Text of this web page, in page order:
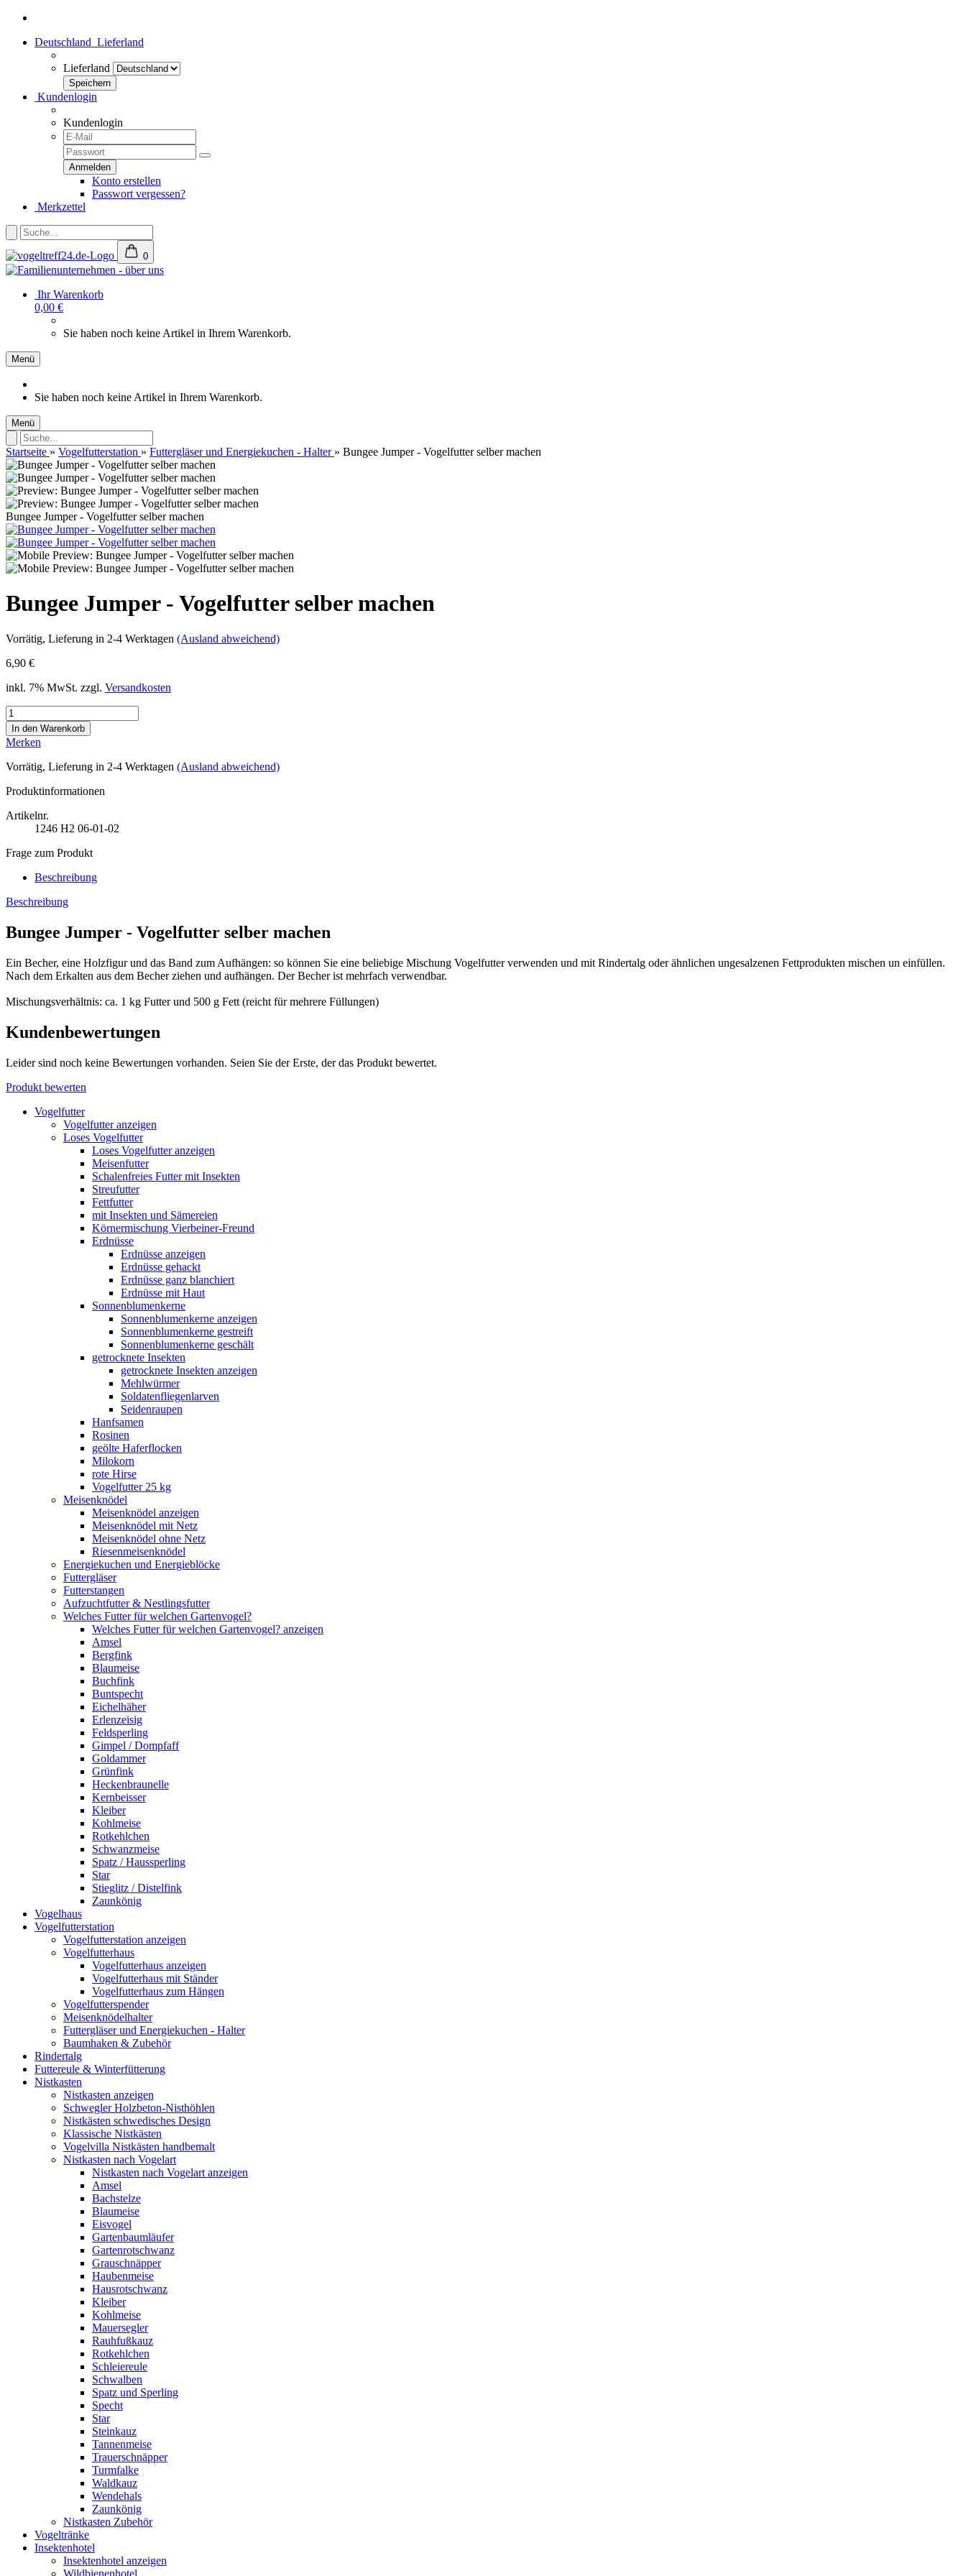
Deutschland Lieferland
Lieferland
Kundenlogin
Kundenlogin
Konto erstellen
Passwort vergessen?
Merkzettel
0
Ihr Warenkorb
0,00 €
Sie haben noch keine Artikel in Ihrem Warenkorb.
Menü
Sie haben noch keine Artikel in Ihrem Warenkorb.
Menü
Startseite » Vogelfutterstation » Futtergläser und Energiekuchen - Halter » Bungee Jumper - Vogelfutter selber machen
Bungee Jumper - Vogelfutter selber machen
Bungee Jumper - Vogelfutter selber machen
Vorrätig, Lieferung in 2-4 Werktagen (Ausland abweichend)
6,90 €
inkl. 7% MwSt. zzgl. Versandkosten
Merken
Vorrätig, Lieferung in 2-4 Werktagen (Ausland abweichend)
Produktinformationen
Artikelnr.
1246 H2 06-01-02
Frage zum Produkt
Beschreibung
Beschreibung
Bungee Jumper - Vogelfutter selber machen
Ein Becher, eine Holzfigur und das Band zum Aufhängen: so können Sie eine beliebige Mischung Vogelfutter verwenden und mit Rindertalg oder ähnlichen ungesalzenen Fettprodukten mischen un einfüllen.
Nach dem Erkalten aus dem Becher ziehen und aufhängen. Der Becher ist mehrfach verwendbar.
Mischungsverhältnis: ca. 1 kg Futter und 500 g Fett (reicht für mehrere Füllungen)
Kundenbewertungen
Leider sind noch keine Bewertungen vorhanden. Seien Sie der Erste, der das Produkt bewertet.
Produkt bewerten
Vogelfutter
Vogelfutter anzeigen
Loses Vogelfutter
Loses Vogelfutter anzeigen
Meisenfutter
Schalenfreies Futter mit Insekten
Streufutter
Fettfutter
mit Insekten und Sämereien
Körnermischung Vierbeiner-Freund
Erdnüsse
Erdnüsse anzeigen
Erdnüsse gehackt
Erdnüsse ganz blanchiert
Erdnüsse mit Haut
Sonnenblumenkerne
Sonnenblumenkerne anzeigen
Sonnenblumenkerne gestreift
Sonnenblumenkerne geschält
getrocknete Insekten
getrocknete Insekten anzeigen
Mehlwürmer
Soldatenfliegenlarven
Seidenraupen
Hanfsamen
Rosinen
geölte Haferflocken
Milokorn
rote Hirse
Vogelfutter 25 kg
Meisenknödel
Meisenknödel anzeigen
Meisenknödel mit Netz
Meisenknödel ohne Netz
Riesenmeisenknödel
Energiekuchen und Energieblöcke
Futtergläser
Futterstangen
Aufzuchtfutter & Nestlingsfutter
Welches Futter für welchen Gartenvogel?
Welches Futter für welchen Gartenvogel? anzeigen
Amsel
Bergfink
Blaumeise
Buchfink
Buntspecht
Eichelhäher
Erlenzeisig
Feldsperling
Gimpel / Dompfaff
Goldammer
Grünfink
Heckenbraunelle
Kernbeisser
Kleiber
Kohlmeise
Rotkehlchen
Schwanzmeise
Spatz / Haussperling
Star
Stieglitz / Distelfink
Zaunkönig
Vogelhaus
Vogelfutterstation
Vogelfutterstation anzeigen
Vogelfutterhaus
Vogelfutterhaus anzeigen
Vogelfutterhaus mit Ständer
Vogelfutterhaus zum Hängen
Vogelfutterspender
Meisenknödelhalter
Futtergläser und Energiekuchen - Halter
Baumhaken & Zubehör
Rindertalg
Futtereule & Winterfütterung
Nistkasten
Nistkasten anzeigen
Schwegler Holzbeton-Nisthöhlen
Nistkästen schwedisches Design
Klassische Nistkästen
Vogelvilla Nistkästen handbemalt
Nistkasten nach Vogelart
Nistkasten nach Vogelart anzeigen
Amsel
Bachstelze
Blaumeise
Eisvogel
Gartenbaumläufer
Gartenrotschwanz
Grauschnäpper
Haubenmeise
Hausrotschwanz
Kleiber
Kohlmeise
Mauersegler
Rauhfußkauz
Rotkehlchen
Schleiereule
Schwalben
Spatz und Sperling
Specht
Star
Steinkauz
Tannenmeise
Trauerschnäpper
Turmfalke
Waldkauz
Wendehals
Zaunkönig
Nistkasten Zubehör
Vogeltränke
Insektenhotel
Insektenhotel anzeigen
Wildbienenhotel